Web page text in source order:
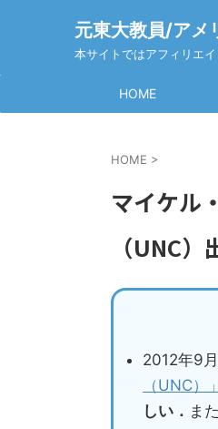
元東大教員/アメ
本サイトではアフィリエ
HOME
HOME >
マイケル
（UNC
2012年9
（UNC）」
しい． ま